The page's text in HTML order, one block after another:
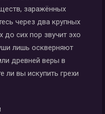
заражённых
через два крупных
сих пор звучит эхо
лишь оскверняют
древней веры в
ли вы искупить грехи